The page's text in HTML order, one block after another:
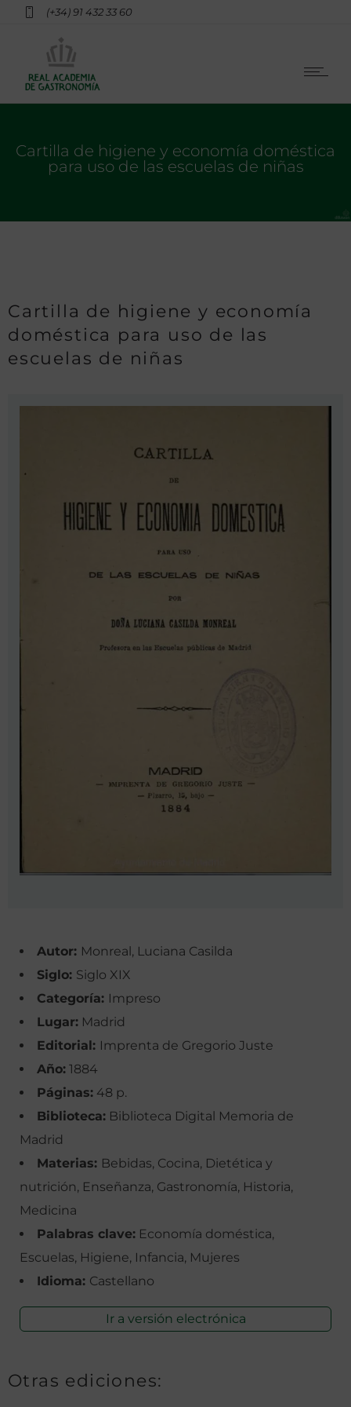
(+34) 91 432 33 60
Cartilla de higiene y economía doméstica
para uso de las escuelas de niñas
Cartilla de higiene y economía
doméstica para uso de las
escuelas de niñas
Autor: Monreal, Luciana Casilda
Siglo: Siglo XIX
Categoría: Impreso
Lugar: Madrid
Editorial: Imprenta de Gregorio Juste
Año: 1884
Páginas: 48 p.
Biblioteca: Biblioteca Digital Memoria de
Madrid
Materias: Bebidas, Cocina, Dietética y
nutrición, Enseñanza, Gastronomía, Historia,
Medicina
Palabras clave: Economía doméstica,
Escuelas, Higiene, Infancia, Mujeres
Idioma: Castellano
Ir a versión electrónica
Otras ediciones: